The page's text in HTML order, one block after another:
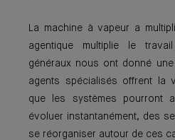
La machine à vapeur a
agentique multiplie le
généraux nous ont donné
agents spécialisés offrent la
que les systèmes pourront
évoluer instantanément, des
se réorganiser autour de ces